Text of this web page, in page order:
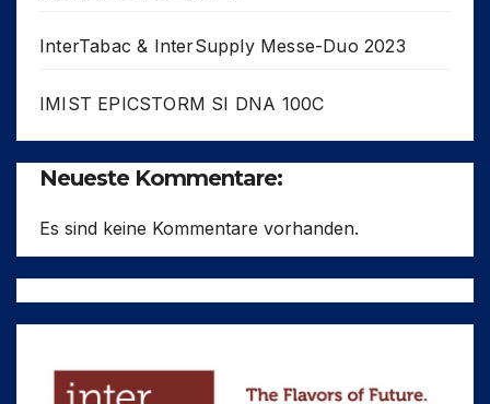
InterTabac & InterSupply Messe-Duo 2023
IMIST EPICSTORM SI DNA 100C
Neueste Kommentare:
Es sind keine Kommentare vorhanden.